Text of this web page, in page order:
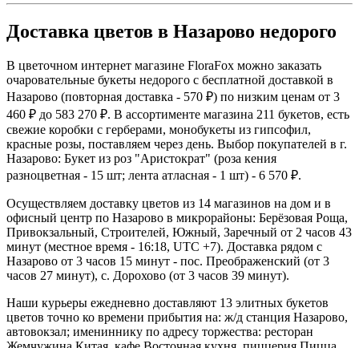
Доставка цветов в Назарово недорого
В цветочном интернет магазине FloraFox можно заказать
очаровательные букеты недорого с бесплатной доставкой в
Назарово (повторная доставка - 570 ₽) по низким ценам от 3
460 ₽ до 583 270 ₽. В ассортименте магазина 211 букетов, есть
свежие коробки с герберами, монобукеты из гипсофил,
красные розы, поставляем через день. Выбор покупателей в г.
Назарово: Букет из роз "Аристократ" (роза кения
разноцветная - 15 шт; лента атласная - 1 шт) - 6 570 ₽.
Осуществляем доставку цветов из 14 магазинов на дом и в
офисный центр по Назарово в микрорайоны: Берёзовая Роща,
Привокзальный, Строителей, Южный, Заречный от 2 часов 43
минут (местное время - 16:18, UTC +7). Доставка рядом с
Назарово от 3 часов 15 минут - пос. Преображенский (от 3
часов 27 минут), с. Дорохово (от 3 часов 39 минут).
Наши курьеры ежедневно доставляют 13 элитных букетов
цветов точно ко времени прибытия на: ж/д станция Назарово,
автовокзал; имениннику по адресу торжества: ресторан